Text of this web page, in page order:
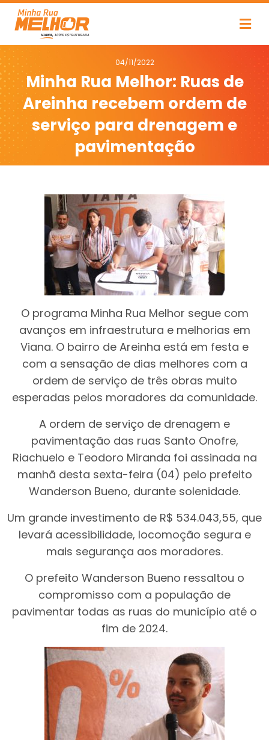
04/11/2022
Minha Rua Melhor: Ruas de
Areinha recebem ordem de
serviço para drenagem e
pavimentação
O programa Minha Rua Melhor segue com
avanços em infraestrutura e melhorias em
Viana. O bairro de Areinha está em festa e
com a sensação de dias melhores com a
ordem de serviço de três obras muito
esperadas pelos moradores da comunidade.
A ordem de serviço de drenagem e
pavimentação das ruas Santo Onofre,
Riachuelo e Teodoro Miranda foi assinada na
manhã desta sexta-feira (04) pelo prefeito
Wanderson Bueno, durante solenidade.
Um grande investimento de R$ 534.043,55, que
levará acessibilidade, locomoção segura e
mais segurança aos moradores.
O prefeito Wanderson Bueno ressaltou o
compromisso com a população de
pavimentar todas as ruas do município até o
fim de 2024.